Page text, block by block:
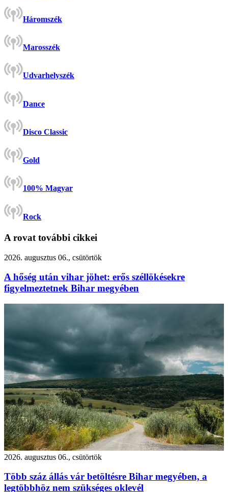
Háromszék
Marosszék
Udvarhelyszék
Dance
Disco Classic
Gold
100% Magyar
Rock
A rovat további cikkei
2026. augusztus 06., csütörtök
A hőség után vihar jöhet: erős széllökésekre
figyelmeztetnek Bihar megyében
2026. augusztus 06., csütörtök
Több száz állás vár betöltésre Bihar megyében, a
legtöbbhöz nem szükséges oklevél